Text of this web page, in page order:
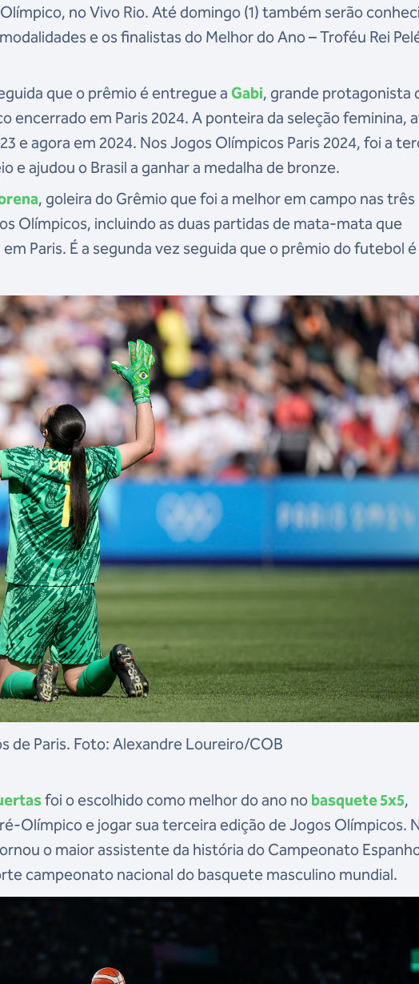
no Vivo Rio. Até domingo (1) também serão
e os finalistas do Melhor do Ano – Troféu Rei
que o prêmio é entregue aGabi, grande protagonista
encerrado em Paris 2024. A ponteira da seleção feminina,
e agora em 2024. Nos Jogos Olímpicos Paris 2024, foi a
e ajudou o Brasil a ganhar a medalha de bronze.
, goleira do Grêmio que foi a melhor em campo nas três
Olímpicos, incluindo as duas partidas de mata-mata que
Paris. É a segunda vez seguida que o prêmio do futebol é
de Paris. Foto: Alexandre Loureiro/COB
foi o escolhido como melhor do ano no basquete 5x5,
Olímpico e jogar sua terceira edição de Jogos Olímpicos.
o maior assistente da história do Campeonato
campeonato nacional do basquete masculino mundial.